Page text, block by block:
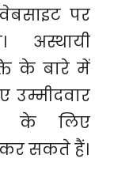
पर
अस्थायी
के बारे में
उम्मीदवार
के लिए
सकते हैं।